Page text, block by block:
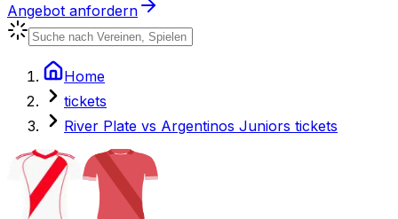
Angebot anfordern
Home
tickets
River Plate vs Argentinos Juniors tickets